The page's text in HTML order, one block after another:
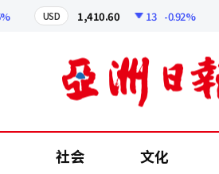
USD 1,410.60 13 -0.92%
社会 文化